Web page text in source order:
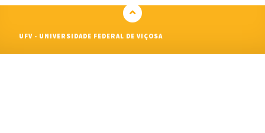
UFV - UNIVERSIDADE FEDERAL DE VIÇOSA